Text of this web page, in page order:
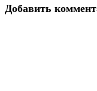
Добавить